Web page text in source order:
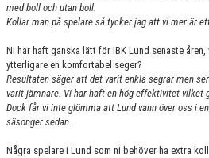
med boll och utan boll.
Kollar man på spelare så tycker jag att vi mer är
Ni har haft ganska lätt för IBK Lund senaste
ytterligare en komfortabel seger?
Resultaten säger att det varit enkla segrar men
varit jämnare. Vi har haft en hög effektivitet vilket
Dock får vi inte glömma att Lund vann över oss i
säsonger sedan.
Några spelare i Lund som ni behöver ha extra